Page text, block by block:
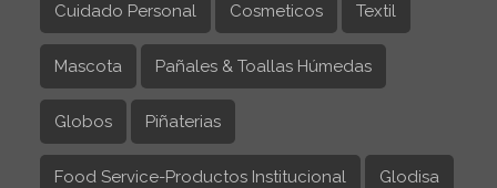
Cuidado Personal Cosmeticos Textil
Mascota Pañales & Toallas Húmedas
Globos Piñaterias
Food Service-Productos Institucional Glodisa